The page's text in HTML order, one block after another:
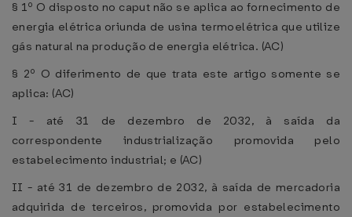
§ 1º O disposto no caput não se aplica ao fornecimento de
energia elétrica oriunda de usina termoelétrica que utilize
gás natural na produção de energia elétrica. (AC)
§ 2º O diferimento de que trata este artigo somente se
aplica: (AC)
I - até 31 de dezembro de 2032, à saída da
correspondente industrialização promovida pelo
estabelecimento industrial; e (AC)
II - até 31 de dezembro de 2032, à saída de mercadoria
adquirida de terceiros, promovida por estabelecimento